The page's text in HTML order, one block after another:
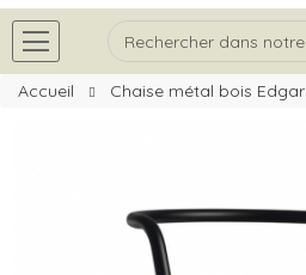
Accueil Chaise métal bois Edgar